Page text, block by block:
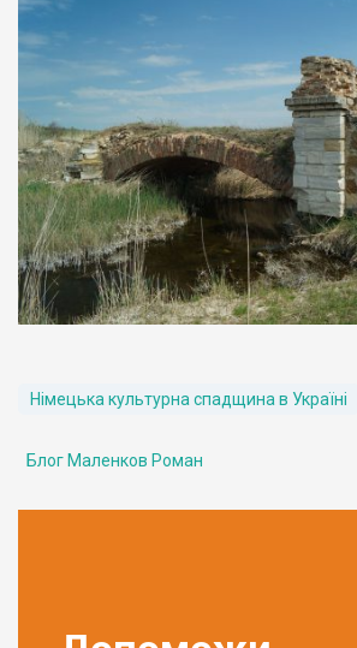
Німецька культурна спадщина в Україні
Блог Маленков Роман